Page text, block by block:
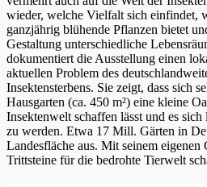
wieder, welche Vielfalt sich einfindet,
ganzjährig blühende Pflanzen bietet
Gestaltung unterschiedliche
dokumentiert die Ausstellung einen
aktuellen Problem des
Insektensterbens. Sie zeigt, dass sich
Hausgarten (ca. 450 m²) eine kleine
Insektenwelt schaffen lässt und es
zu werden. Etwa 17 Mill. Gärten in
Landesfläche aus. Mit seinem eigenen
Trittsteine für die bedrohte Tierwelt